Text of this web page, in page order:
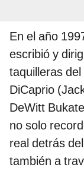
En el año
escribió y
taquilleras del
DiCaprio
DeWitt
no solo
real detrás
también a